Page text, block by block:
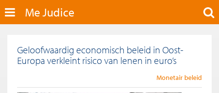
Me Judice
Geloofwaardig economisch beleid in Oost-
Europa verkleint risico van lenen in euro’s
Monetair beleid